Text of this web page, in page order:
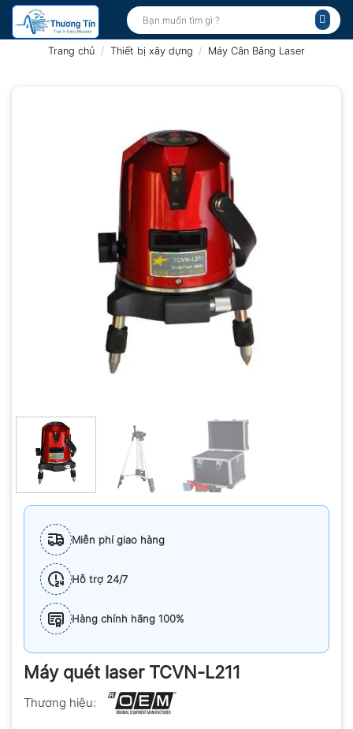
Bỏ
qua
Tìm
kiếm:
Trang chủ / Thiết bị xây dựng / Máy Cân Bằng Laser
Miễn phí giao hàng
Hỗ trợ 24/7
Hàng chính hãng 100%
Máy quét laser TCVN-L211
Thương hiệu: